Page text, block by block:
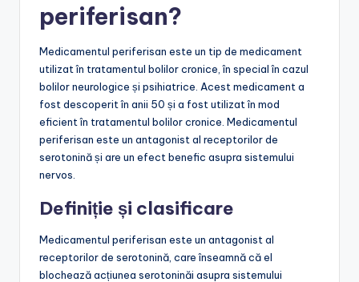
periferisan?
Medicamentul periferisan este un tip de medicament
utilizat în tratamentul bolilor cronice, în special în cazul
bolilor neurologice și psihiatrice. Acest medicament a
fost descoperit în anii 50 și a fost utilizat în mod
eficient în tratamentul bolilor cronice. Medicamentul
periferisan este un antagonist al receptorilor de
serotonină și are un efect benefic asupra sistemului
nervos.
Definiție și clasificare
Medicamentul periferisan este un antagonist al
receptorilor de serotonină, care înseamnă că el
blochează acțiunea serotoninăi asupra sistemului